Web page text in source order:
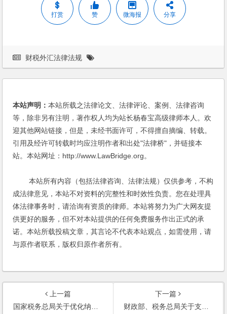
打赏 赞 微海报 分享
财税外汇法律法规
本站声明：本站所载之法律论文、法律评论、案例、法律咨询
等，除非另有注明，著作权人均为站长杨春宝高级律师本人。欢
迎其他网站链接，但是，未经书面许可，不得擅自摘编、转载。
引用及经许可转载时均应注明作者和出处"法律桥"，并链接本
站。本站网址：http://www.LawBridge.org。
本站所有内容（包括法律咨询、法律法规）仅供参考，不构
成法律意见，本站不对资料的完整性和时效性负责。您在处理具
体法律事务时，请洽询有资质的律师。本站将努力为广大网友提
供更好的服务，但不对本站提供的任何免费服务作出正式的承
诺。本站所载投稿文章，其言论不代表本站观点，如需使用，请
与原作者联系，版权归原作者所有。
上一篇
国家税务总局关于优化纳税缴费服务配合做好新型冠状病毒感染肺炎疫情防控工作的通知
下一篇
财政部、税务总局关于支持新型冠状病毒感染的肺炎疫情防控有关捐赠税收政策的公告